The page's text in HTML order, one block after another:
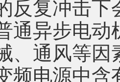
反复冲击
异步电动
、通风等
频电源中